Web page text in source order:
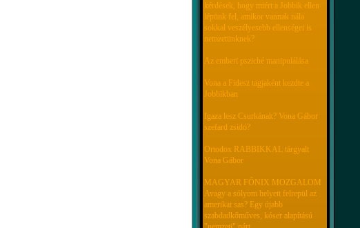
kérdések, hogy miért a Jobbik ellen
lépünk fel, amikor vannak nála
sokkal veszélyesebb ellenségei is
nemzetünknek?
Az emberi psziché manipulálása
Vona a Fidesz tagjaként kezdte a
Jobbikban
Igaza lesz Csurkának? Vona Gábor
szefard zsidó?
Ortodox RABBIKKAL tárgyalt
Vona Gábor
MAGYAR FŐNIX MOZGALOM
Avagy a sólyom helyett felrepül az
amerikai sas? Egy újabb
szabdadkőműves, kóser alapítású